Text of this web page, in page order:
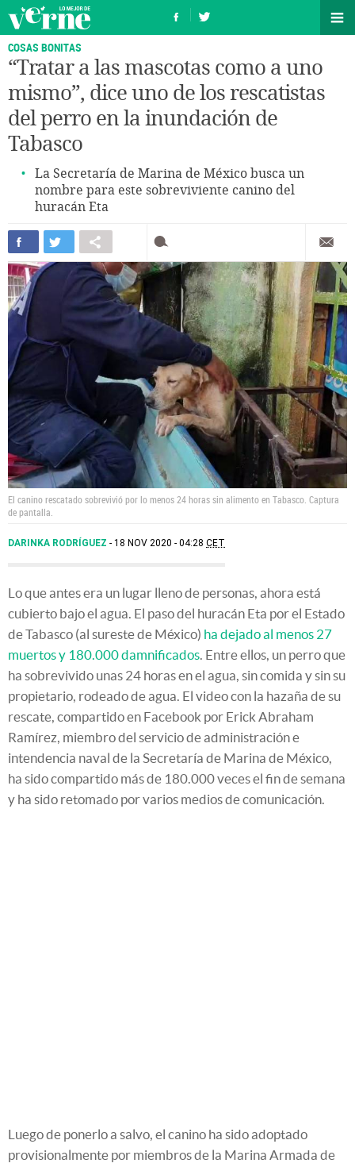
COSAS BONITAS
“Tratar a las mascotas como a uno
mismo”, dice uno de los rescatistas
del perro en la inundación de
Tabasco
La Secretaría de Marina de México busca un
nombre para este sobreviviente canino del
huracán Eta
El canino rescatado sobrevivió por lo menos 24 horas sin alimento en Tabasco. Captura
de pantalla.
DARINKA RODRÍGUEZ 18 NOV 2020 - 04:28 CET
Lo que antes era un lugar lleno de personas, ahora está
cubierto bajo el agua. El paso del huracán Eta por el Estado
de Tabasco (al sureste de México) ha dejado al menos 27
muertos y 180.000 damnificados. Entre ellos, un perro que
ha sobrevivido unas 24 horas en el agua, sin comida y sin su
propietario, rodeado de agua. El video con la hazaña de su
rescate, compartido en Facebook por Erick Abraham
Ramírez, miembro del servicio de administración e
intendencia naval de la Secretaría de Marina de México,
ha sido compartido más de 180.000 veces el fin de semana
y ha sido retomado por varios medios de comunicación.
Luego de ponerlo a salvo, el canino ha sido adoptado
provisionalmente por miembros de la Marina Armada de